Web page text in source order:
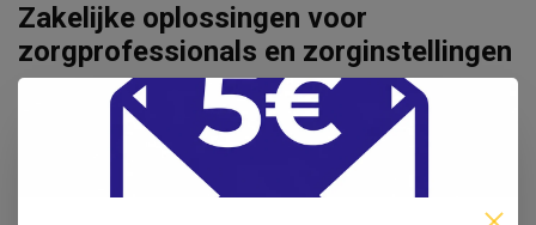
Zakelijke oplossingen voor
zorgprofessionals en zorginstellingen
Sinds 1959 ondersteunt Vos Medisch zorgprofessionals
met medische apparatuur, praktijkinrichting, instrumentarium
en verbruiksartikelen. Of u nu een huisartsenpraktijk,
verloskundigenpraktijk, kliniek of zorginstelling